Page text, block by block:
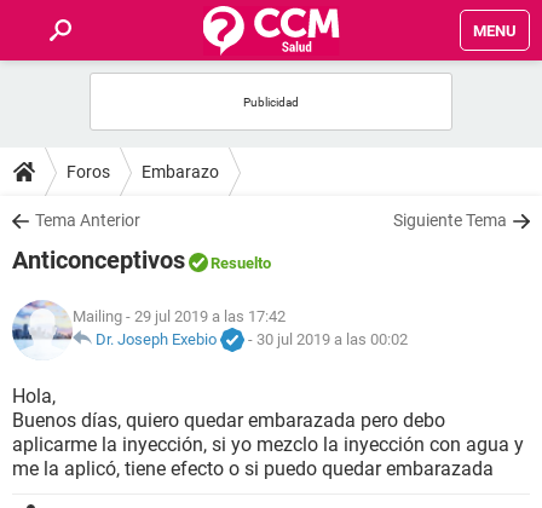
MENU
FOROS
SALUD
NUTRICIÓN
BIENESTAR
SEXUALIDAD
Foros Embarazo
Tema Anterior Siguiente Tema
Anticonceptivos Resuelto
Mailing - 29 jul 2019 a las 17:42
Dr. Joseph Exebio
- 30 jul 2019 a las 00:02
Hola,
Buenos días, quiero quedar embarazada pero debo
aplicarme la inyección, si yo mezclo la inyección con agua y
me la aplicó, tiene efecto o si puedo quedar embarazada